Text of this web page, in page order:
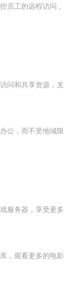
员工的远程访问，
问和共享资源，支
公，而不受地域限
服务器，享受更多
，观看更多的电影